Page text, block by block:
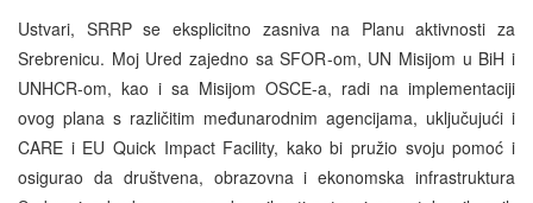
Ustvari, SRRP se eksplicitno zasniva na Planu aktivnosti za
Srebrenicu. Moj Ured zajedno sa SFOR-om, UN Misijom u BiH i
UNHCR-om, kao i sa Misijom OSCE-a, radi na implementaciji
ovog plana s različitim međunarodnim agencijama, uključujući i
CARE i EU Quick Impact Facility, kako bi pružio svoju pomoć i
osigurao da društvena, obrazovna i ekonomska infrastruktura